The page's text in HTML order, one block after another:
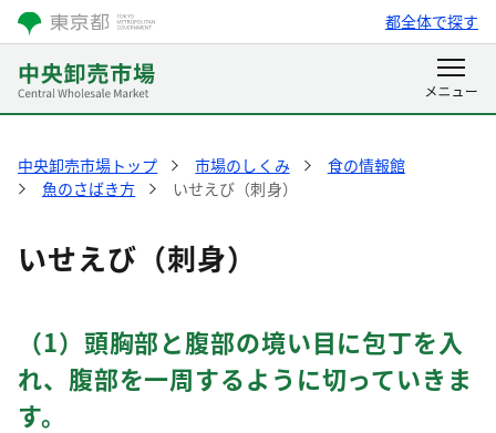
都全体で探す
中央卸売市場トップ 市場のしくみ
食の情報館
魚のさばき方
いせえび（刺身）
いせえび（刺身）
（1）頭胸部と腹部の境い目に包丁を入
れ、腹部を一周するように切っていきま
す。